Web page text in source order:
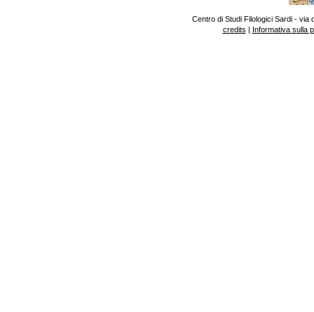
Centro di Studi Filologici Sardi - via
credits | Informativa sulla